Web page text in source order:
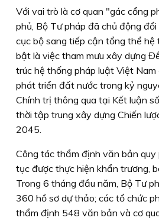
Với vai trò là cơ quan "gác cổng
phủ, Bộ Tư pháp đã chủ động
cục bộ sang tiếp cận tổng thể hệ
bật là việc tham mưu xây dựng
trúc hệ thống pháp luật Việt Nam
phát triển đất nước trong kỷ
Chính trị thông qua tại Kết luận
thời tập trung xây dựng Chiến
2045.
Công tác thẩm định văn bản quy
tục được thực hiện khẩn trương,
Trong 6 tháng đầu năm, Bộ Tư
360 hồ sơ dự thảo; các tổ chức
thẩm định 548 văn bản và cơ